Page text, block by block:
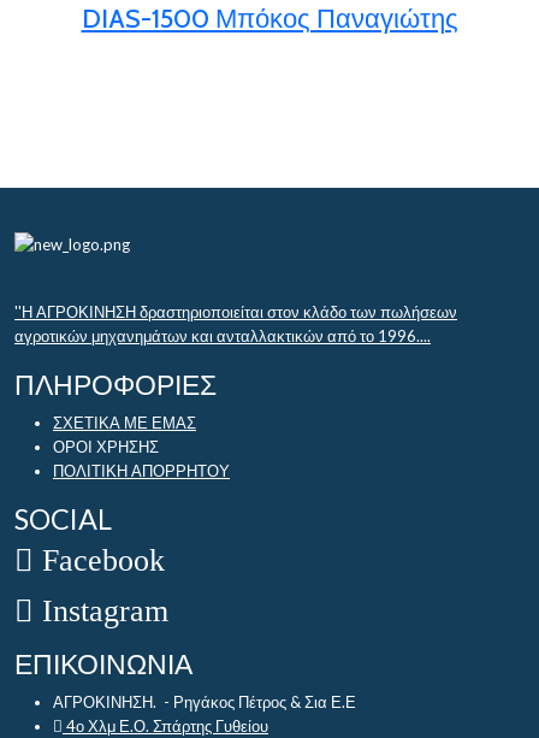
DIAS-1500 Μπόκος Παναγιώτης
''Η ΑΓΡΟΚΙΝΗΣΗ δραστηριοποιείται στον κλάδο των πωλήσεων
αγροτικών μηχανημάτων και ανταλλακτικών από το 1996....
ΠΛΗΡΟΦΟΡΙΕΣ
ΣΧΕΤΙΚΑ ΜΕ ΕΜΑΣ
ΟΡΟΙ ΧΡΗΣΗΣ
ΠΟΛΙΤΙΚΗ ΑΠΟΡΡΗΤΟΥ
SOCIAL
Facebook
Instagram
ΕΠΙΚΟΙΝΩΝΙΑ
ΑΓΡΟΚΙΝΗΣΗ. - Ρηγάκος Πέτρος & Σια Ε.Ε
4ο Χλμ Ε.Ο. Σπάρτης Γυθείου